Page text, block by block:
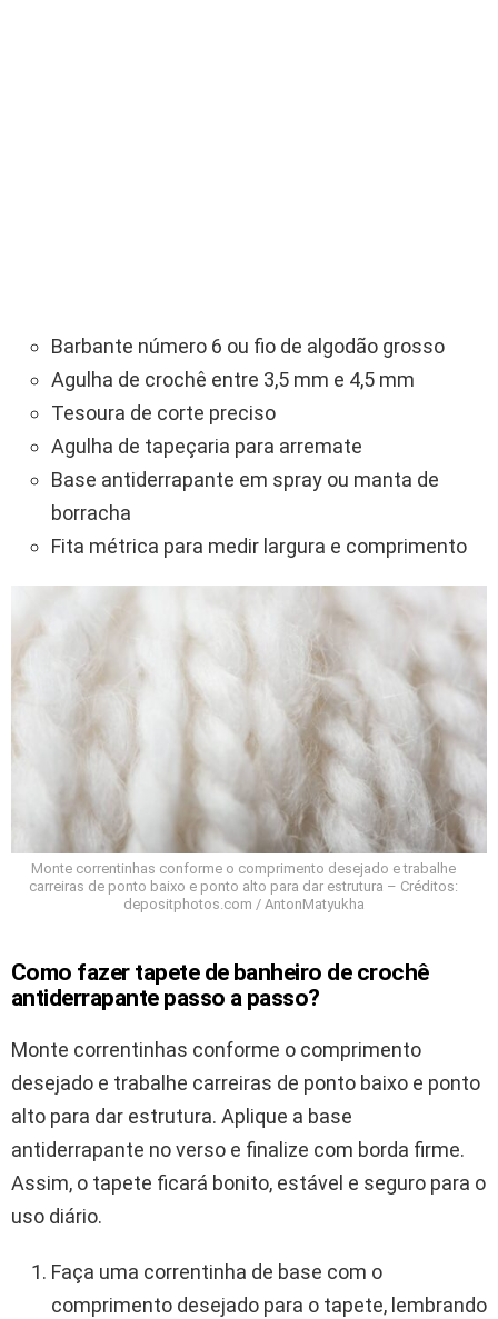
Barbante número 6 ou fio de algodão grosso
Agulha de crochê entre 3,5 mm e 4,5 mm
Tesoura de corte preciso
Agulha de tapeçaria para arremate
Base antiderrapante em spray ou manta de
borracha
Fita métrica para medir largura e comprimento
Monte correntinhas conforme o comprimento desejado e trabalhe
carreiras de ponto baixo e ponto alto para dar estrutura – Créditos:
depositphotos.com / AntonMatyukha
Como fazer tapete de banheiro de crochê
antiderrapante passo a passo?
Monte correntinhas conforme o comprimento
desejado e trabalhe carreiras de ponto baixo e ponto
alto para dar estrutura. Aplique a base
antiderrapante no verso e finalize com borda firme.
Assim, o tapete ficará bonito, estável e seguro para o
uso diário.
Faça uma correntinha de base com o
comprimento desejado para o tapete, lembrando